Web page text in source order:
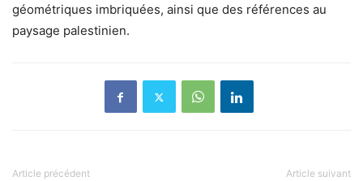
géométriques imbriquées, ainsi que des références au
paysage palestinien.
Article précédent Article suivant